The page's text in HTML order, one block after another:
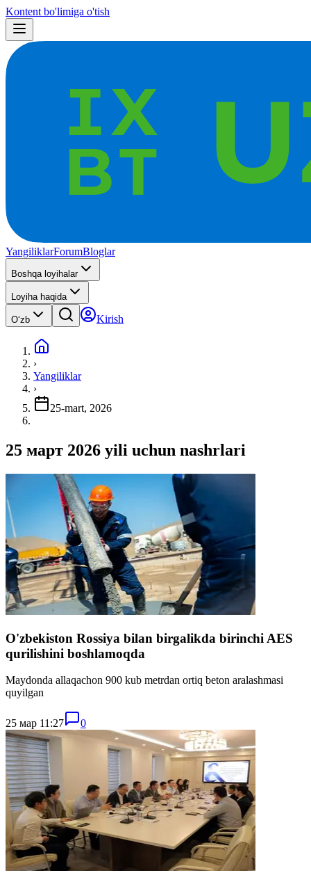
Kontent bo'limiga o'tish
YangiliklarForumBloglar
Boshqa loyihalar
Loyiha haqida
Oʻzb Kirish
›
Yangiliklar
›
25-mart, 2026
25 март 2026 yili uchun nashrlari
O'zbekiston Rossiya bilan birgalikda birinchi AES
qurilishini boshlamoqda
Maydonda allaqachon 900 kub metrdan ortiq beton aralashmasi
quyilgan
25 мар 11:27 0